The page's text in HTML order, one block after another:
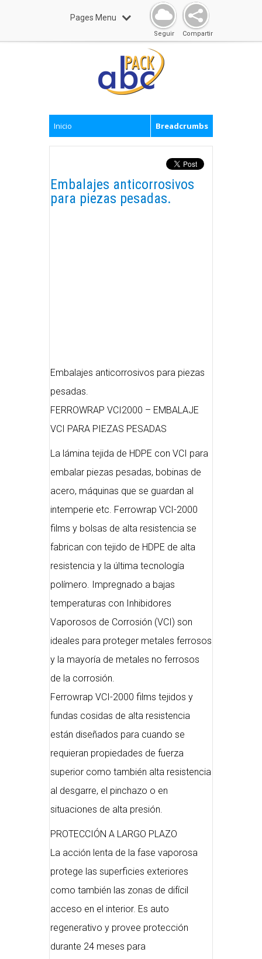
Pages Menu
Compartir
Seguir
Inicio Breadcrumbs
Embalajes anticorrosivos
para piezas pesadas.
Embalajes anticorrosivos para piezas
pesadas.
FERROWRAP VCI2000 – EMBALAJE
VCI PARA PIEZAS PESADAS
La lámina tejida de HDPE con VCI para
embalar piezas pesadas, bobinas de
acero, máquinas que se guardan al
intemperie etc. Ferrowrap VCI-2000
films y bolsas de alta resistencia se
fabrican con tejido de HDPE de alta
resistencia y la última tecnología
polímero. Impregnado a bajas
temperaturas con Inhibidores
Vaporosos de Corrosión (VCI) son
ideales para proteger metales ferrosos
y la mayoría de metales no ferrosos
de la corrosión.
Ferrowrap VCI-2000 films tejidos y
fundas cosidas de alta resistencia
están diseñados para cuando se
requieran propiedades de fuerza
superior como también alta resistencia
al desgarre, el pinchazo o en
situaciones de alta presión.
PROTECCIÓN A LARGO PLAZO
La acción lenta de la fase vaporosa
protege las superficies exteriores
como también las zonas de difícil
acceso en el interior. Es auto
regenerativo y provee protección
durante 24 meses para